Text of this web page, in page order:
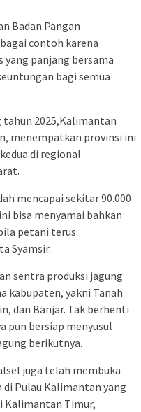
Badan Pangan
contoh karena
yang panjang bersama
bagi semua
tahun 2025,Kalimantan
menempatkan provinsi ini
di regional
mencapai sekitar 90.000
bisa menyamai bahkan
petani terus
Syamsir.
sentra produksi jagung
kabupaten, yakni Tanah
dan Banjar. Tak berhenti
pun bersiap menyusul
berikutnya.
juga telah membuka
Pulau Kalimantan yang
Kalimantan Timur,